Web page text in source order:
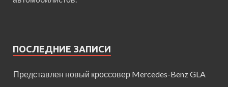
ПОСЛЕДНИЕ ЗАПИСИ
Представлен новый кроссовер Mercedes-Benz GLA